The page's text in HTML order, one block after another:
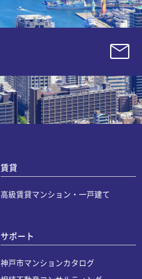
賃貸
高級賃貸マンション・一戸建て
サポート
神戸市マンションカタログ